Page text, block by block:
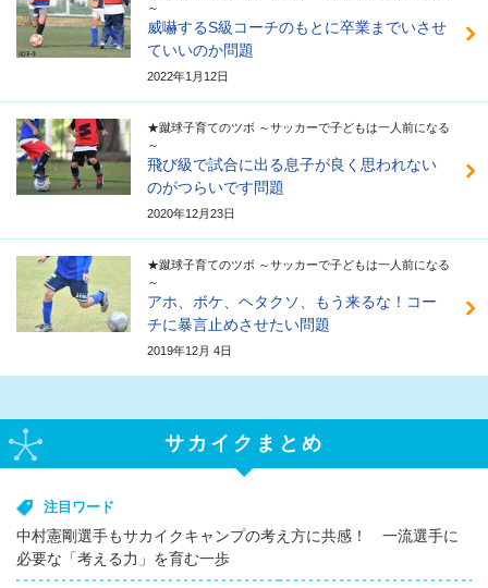
～
威嚇するS級コーチのもとに卒業までいさせ
ていいのか問題
2022年1月12日
★蹴球子育てのツボ ～サッカーで子どもは一人前になる
～
飛び級で試合に出る息子が良く思われない
のがつらいです問題
2020年12月23日
★蹴球子育てのツボ ～サッカーで子どもは一人前になる
～
アホ、ボケ、ヘタクソ、もう来るな！コー
チに暴言止めさせたい問題
2019年12月 4日
サカイクまとめ
注目ワード
中村憲剛選手もサカイクキャンプの考え方に共感！ 一流選手に
必要な「考える力」を育む一歩